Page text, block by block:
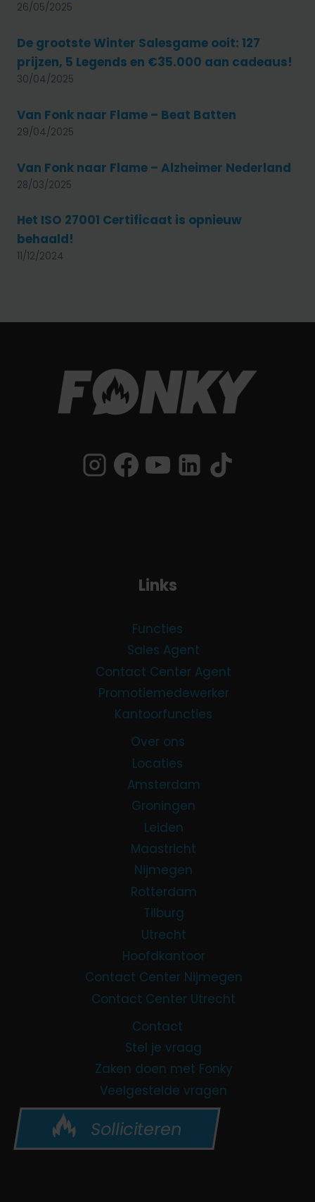
26/05/2025
De grootste Winter Salesgame ooit: 127
prijzen, 5 Legends en €35.000 aan cadeaus!
30/04/2025
Van Fonk naar Flame – Beat Batten
29/04/2025
Van Fonk naar Flame – Alzheimer Nederland
28/03/2025
Het ISO 27001 Certificaat is opnieuw
behaald!
11/12/2024
Links
Functies
Sales Agent
Contact Center Agent
Promotiemedewerker
Kantoorfuncties
Over ons
Locaties
Amsterdam
Groningen
Leiden
Maastricht
Nijmegen
Rotterdam
Tilburg
Utrecht
Hoofdkantoor
Contact Center Nijmegen
Contact Center Utrecht
Contact
Stel je vraag
Zaken doen met Fonky
Veelgestelde vragen
Solliciteren